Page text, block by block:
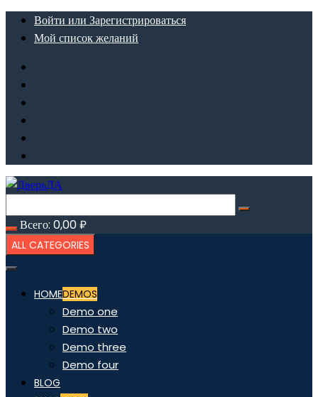
ПерейтиВойти или Зарегистрироваться
Мой список желаний
Всего: 0,00₽
ALL CATEGORIES
HOMEDEMOS
Demo one
Demo two
Demo three
Demo four
BLOG